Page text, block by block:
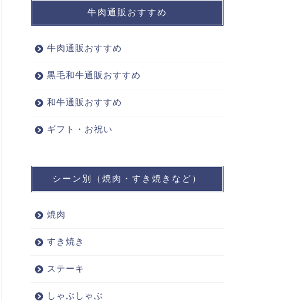
牛肉通販おすすめ
牛肉通販おすすめ
黒毛和牛通販おすすめ
和牛通販おすすめ
ギフト・お祝い
シーン別（焼肉・すき焼きなど）
焼肉
すき焼き
ステーキ
しゃぶしゃぶ